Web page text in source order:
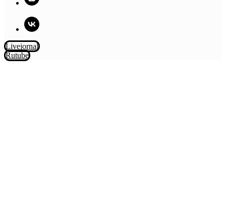
Livejornal
Rutube